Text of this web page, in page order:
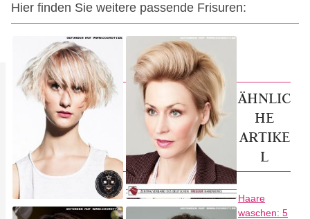
Hier finden Sie weitere passende Frisuren:
ÄHNLIC
HE
ARTIKE
L
Haare
waschen: 5